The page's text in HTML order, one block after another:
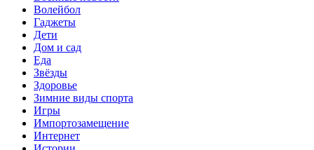
Волейбол
Гаджеты
Дети
Дом и сад
Еда
Звёзды
Здоровье
Зимние виды спорта
Игры
Импортозамещение
Интернет